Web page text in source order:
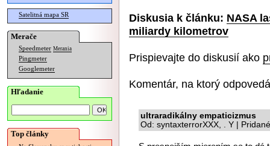
Satelitná mapa SR
Merače
Speedmeter Merania
Pingmeter
Googlemeter
Hľadanie
Top články
Diskusia k článku: NASA
miliardy kilometrov
Prispievajte do diskusií ako
Komentár, na ktorý
ultraradikálny empaticizmus
Od: syntaxterrorXXX, . Y |